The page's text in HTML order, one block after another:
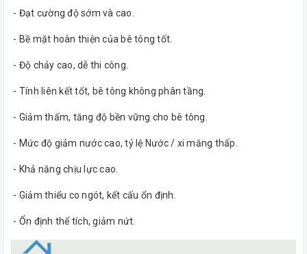
- Đạt cường độ sớm và cao.
- Bề mặt hoàn thiện của bê tông tốt.
- Độ chảy cao, dễ thi công.
- Tính liên kết tốt, bê tông không phân tầng.
- Giảm thấm, tăng độ bền vững cho bê tông.
- Mức độ giảm nước cao, tỷ lệ Nước / xi măng thấp.
- Khả năng chịu lực cao.
- Giảm thiểu co ngót, kết cấu ổn định.
- Ổn định thể tích, giảm nứt.